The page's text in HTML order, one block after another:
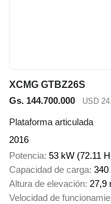
XCMG GTBZ26S
Gs. 144.700.000
USD
Plataforma articulada
2016
Potencia 53 kW (72.11
Capacidad de carga 340
Altura de elevación 27,9
Velocidad de